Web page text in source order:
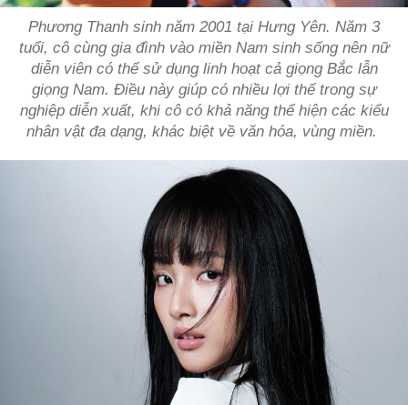
Phương Thanh sinh năm 2001 tại Hưng Yên. Năm 3
tuổi, cô cùng gia đình vào miền Nam sinh sống nên nữ
diễn viên có thể sử dụng linh hoạt cả giọng Bắc lẫn
giọng Nam. Điều này giúp có nhiều lợi thế trong sự
nghiệp diễn xuất, khi cô có khả năng thể hiện các kiểu
nhân vật đa dạng, khác biệt về văn hóa, vùng miền.